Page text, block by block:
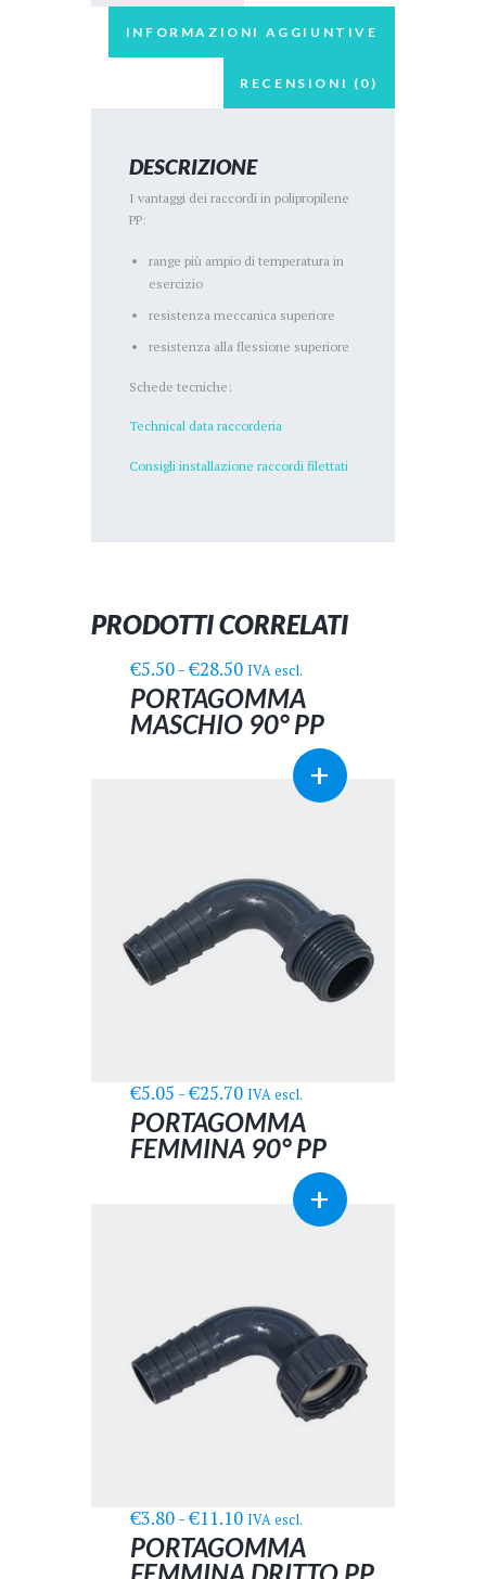
INFORMAZIONI AGGIUNTIVE
RECENSIONI (0)
DESCRIZIONE
I vantaggi dei raccordi in polipropilene
PP:
range più ampio di temperatura in
esercizio
resistenza meccanica superiore
resistenza alla flessione superiore
Schede tecniche:
Technical data raccorderia
Consigli installazione raccordi filettati
PRODOTTI CORRELATI
PORTAGOMMA
MASCHIO 90° PP
€5.50-€28.50Fascia
di
prezzo:
da
IVA escl.
+
possono
essere
scelte
nella
PORTAGOMMA
FEMMINA 90° PP
€5.05 -€25.70Fascia
di
prezzo:
da
IVA escl.
+
possono
essere
scelte
nella
PORTAGOMMA
€3.80-€11.10Fascia
di
prezzo:
IVA escl.